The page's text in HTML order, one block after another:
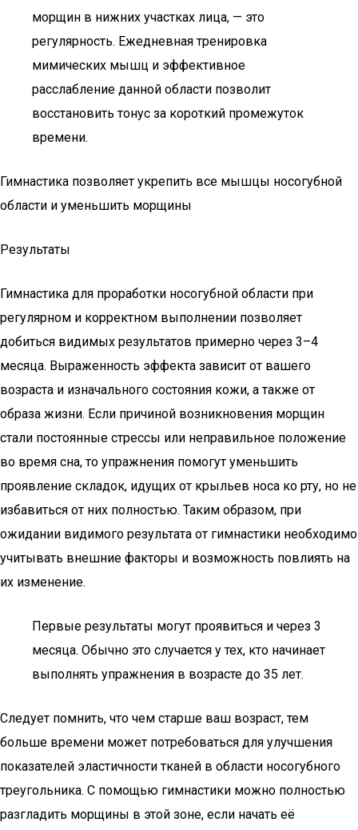
морщин в нижних участках лица, — это
регулярность. Ежедневная тренировка
мимических мышц и эффективное
расслабление данной области позволит
восстановить тонус за короткий промежуток
времени.
Гимнастика позволяет укрепить все мышцы носогубной
области и уменьшить морщины
Результаты
Гимнастика для проработки носогубной области при
регулярном и корректном выполнении позволяет
добиться видимых результатов примерно через 3–4
месяца. Выраженность эффекта зависит от вашего
возраста и изначального состояния кожи, а также от
образа жизни. Если причиной возникновения морщин
стали постоянные стрессы или неправильное положение
во время сна, то упражнения помогут уменьшить
проявление складок, идущих от крыльев носа ко рту, но не
избавиться от них полностью. Таким образом, при
ожидании видимого результата от гимнастики необходимо
учитывать внешние факторы и возможность повлиять на
их изменение.
Первые результаты могут проявиться и через 3
месяца. Обычно это случается у тех, кто начинает
выполнять упражнения в возрасте до 35 лет.
Следует помнить, что чем старше ваш возраст, тем
больше времени может потребоваться для улучшения
показателей эластичности тканей в области носогубного
треугольника. С помощью гимнастики можно полностью
разгладить морщины в этой зоне, если начать её